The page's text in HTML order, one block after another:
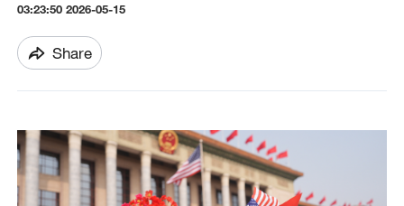
03:23:50 2026-05-15
Share